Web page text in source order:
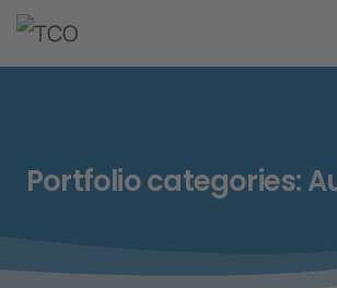
Portfoliocategories: